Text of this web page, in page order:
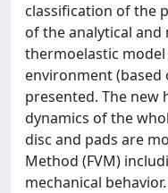
classification of the
of the analytical and
thermoelastic
environment (based
presented. The
dynamics of the
disc and pads are
Method (FVM)
mechanical